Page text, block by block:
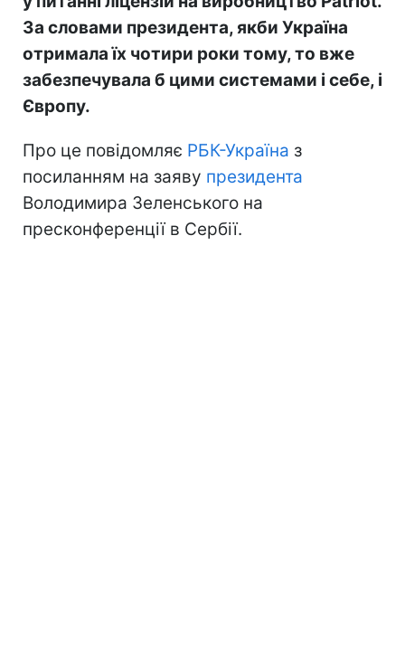
За словами президента, якби Україна
отримала їх чотири роки тому, то вже
забезпечувала б цими системами і себе, і
Європу.
Про це повідомляє РБК-Україна з
посиланням на заяву президента
Володимира Зеленського на
пресконференції в Сербії.